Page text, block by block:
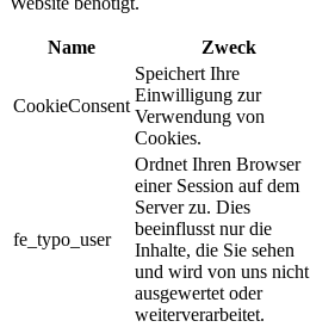
Name Zweck
CookieConsent
Speichert Ihre
Einwilligung zur
Verwendung von
Cookies.
fe_typo_user
Ordnet Ihren Browser
einer Session auf dem
Server zu. Dies
beeinflusst nur die
Inhalte, die Sie sehen
und wird von uns nicht
ausgewertet oder
weiterverarbeitet.